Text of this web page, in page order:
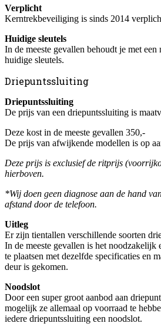
Verplicht
Kerntrekbeveiliging is sinds 2014
Huidige sleutels
In de meeste gevallen behoudt je met een
huidige sleutels.
Driepuntssluiting
Driepuntssluiting
De prijs van een driepuntssluiting is
Deze kost in de meeste gevallen 350,-
De prijs van afwijkende modellen is op
Deze prijs is exclusief de ritprijs
hierboven.
*Wij doen geen diagnose aan de hand
afstand door de telefoon.
Uitleg
Er zijn tientallen verschillende soorten
In de meeste gevallen is het noodzakelijk
te plaatsen met dezelfde specificaties en
deur is gekomen.
Noodslot
Door een super groot aanbod aan
mogelijk ze allemaal op voorraad te
iedere driepuntssluiting een noodslot.